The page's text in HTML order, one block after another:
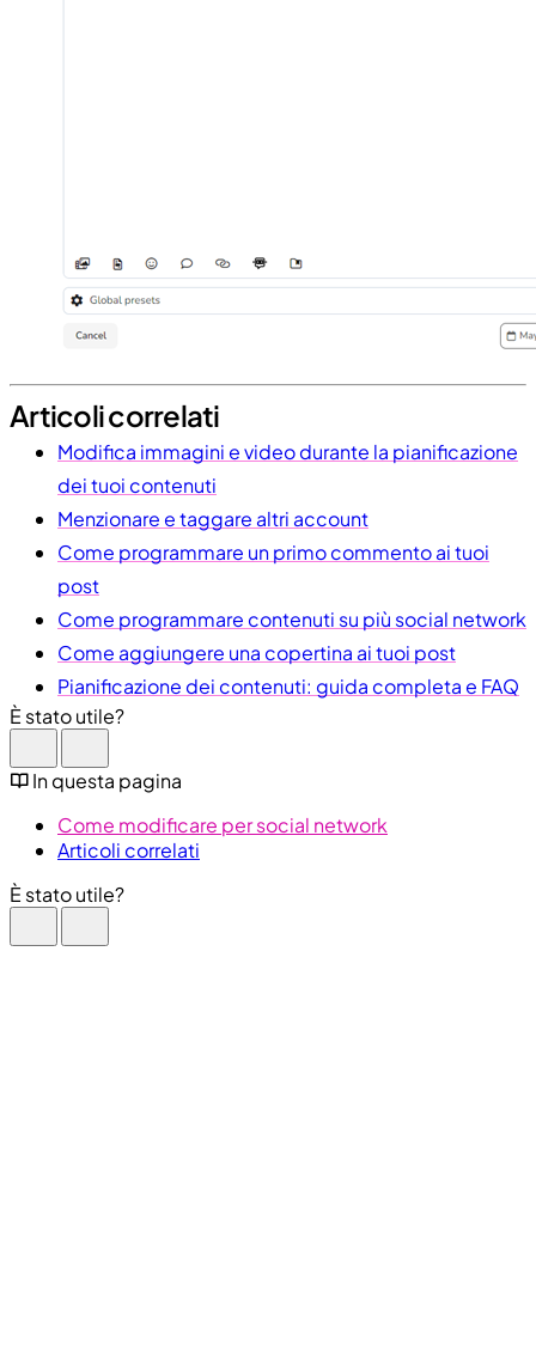
Articoli correlati
Modifica immagini e video durante la pianificazione
dei tuoi contenuti
Menzionare e taggare altri account
Come programmare un primo commento ai tuoi
post
Come programmare contenuti su più social network
Come aggiungere una copertina ai tuoi post
Pianificazione dei contenuti: guida completa e FAQ
È stato utile?
In questa pagina
Come modificare per social network
Articoli correlati
È stato utile?